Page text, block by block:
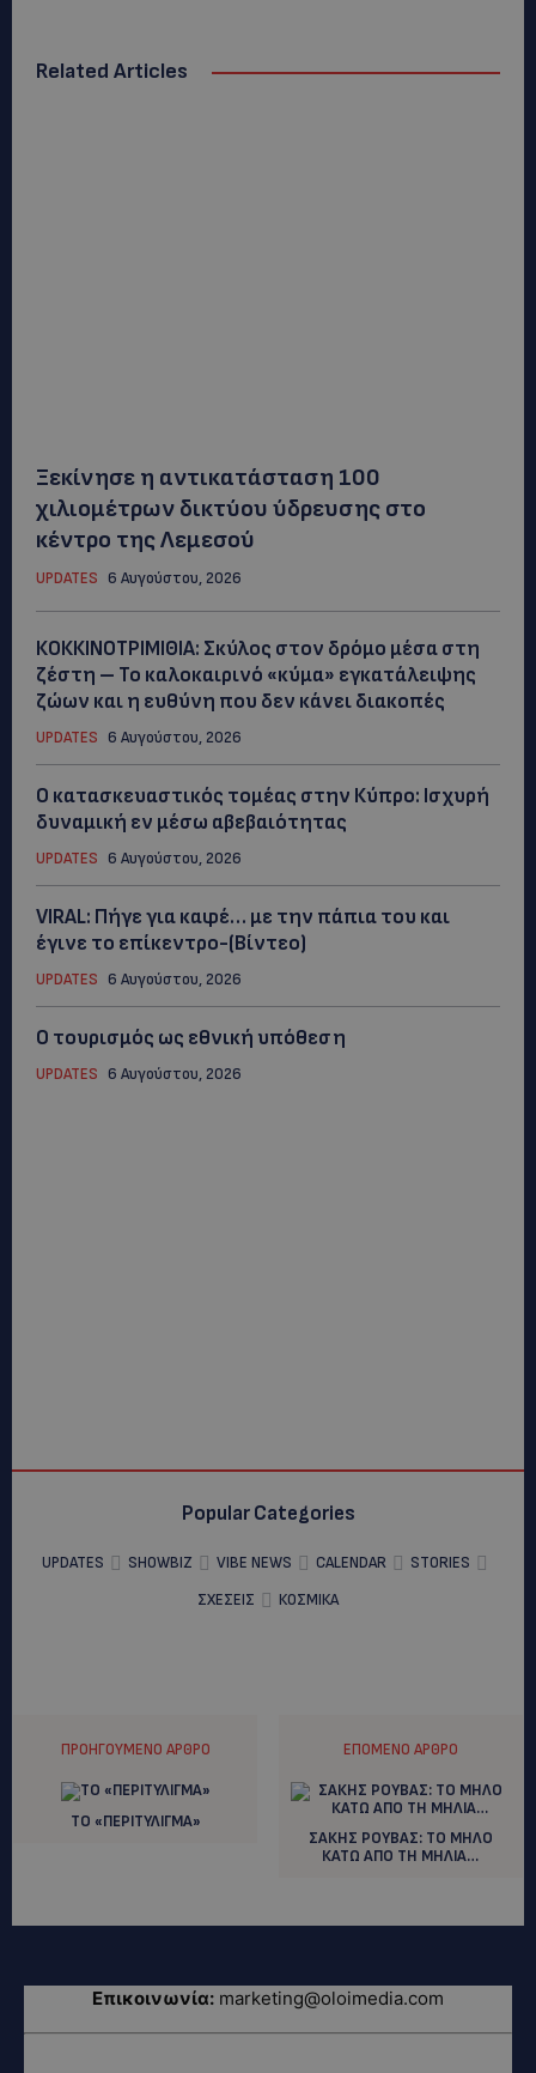
Related Articles
Ξεκίνησε η αντικατάσταση 100
χιλιομέτρων δικτύου ύδρευσης στο
κέντρο της Λεμεσού
UPDATES 6 Αυγούστου, 2026
ΚΟΚΚΙΝΟΤΡΙΜΙΘΙΑ: Σκύλος στον δρόμο μέσα στη
ζέστη – Το καλοκαιρινό «κύμα» εγκατάλειψης
ζώων και η ευθύνη που δεν κάνει διακοπές
UPDATES 6 Αυγούστου, 2026
Ο κατασκευαστικός τομέας στην Κύπρο: Ισχυρή
δυναμική εν μέσω αβεβαιότητας
UPDATES 6 Αυγούστου, 2026
VIRAL: Πήγε για καφέ… με την πάπια του και
έγινε το επίκεντρο-(Βίντεο)
UPDATES 6 Αυγούστου, 2026
Ο τουρισμός ως εθνική υπόθεση
UPDATES 6 Αυγούστου, 2026
Popular Categories
UPDATES SHOWBIZ VIBE NEWS CALENDAR
STORIES
ΣΧΕΣΕΙΣ
ΚΟΣΜΙΚΑ
ΠΡΟΗΓΟΎΜΕΝΟ ΆΡΘΡΟ
ΤΟ «ΠΕΡΙΤΥΛΙΓΜΑ»
ΕΠΌΜΕΝΟ ΆΡΘΡΟ
ΣΑΚΗΣ ΡΟΥΒΑΣ: TO MHΛΟ
ΚΑΤΩ ΑΠΟ ΤΗ ΜΗΛΙΑ…
Επικοινωνία: marketing@oloimedia.com